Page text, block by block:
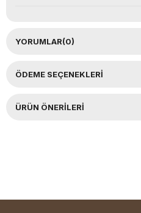
YORUMLAR(0)
ÖDEME SEÇENEKLERI
ÜRÜN ÖNERILERI